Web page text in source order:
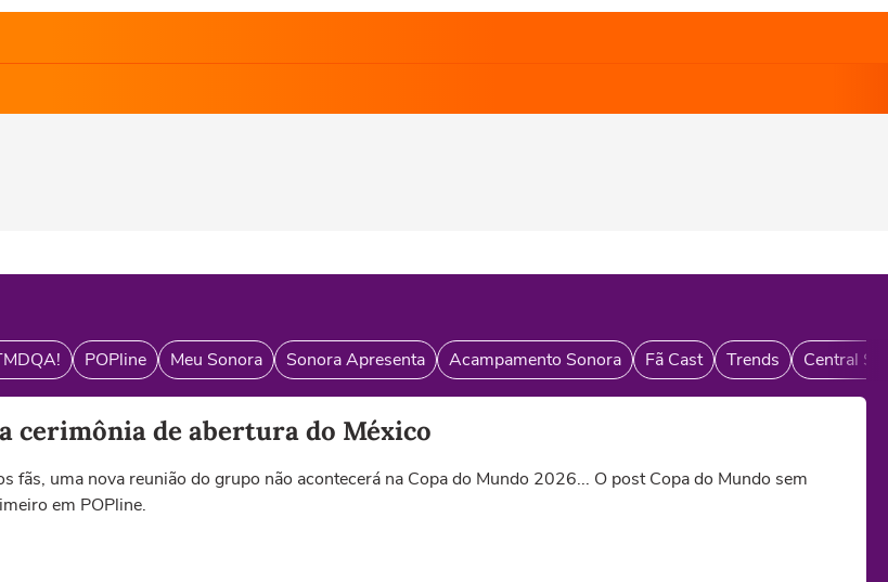
POPline Meu Sonora Sonora Apresenta Acampamento Sonora Fã Cast Trends Central
cerimônia de abertura do México
fãs, uma nova reunião do grupo não acontecerá na Copa do Mundo 2026... O post Copa do Mundo sem
em POPline.